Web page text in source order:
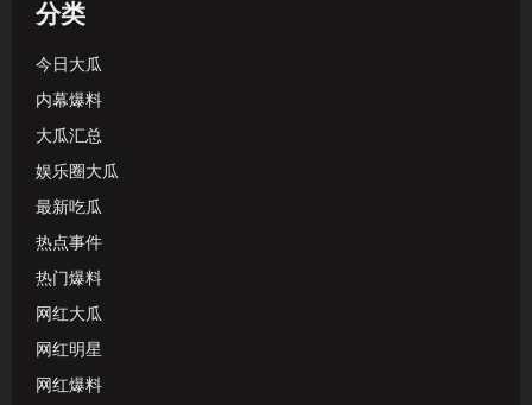
分类
今日大瓜
内幕爆料
大瓜汇总
娱乐圈大瓜
最新吃瓜
热点事件
热门爆料
网红大瓜
网红明星
网红爆料